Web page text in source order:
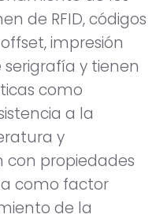
de RFID, códigos
impresión
y tienen
como
a la
y
con propiedades
como factor
de la